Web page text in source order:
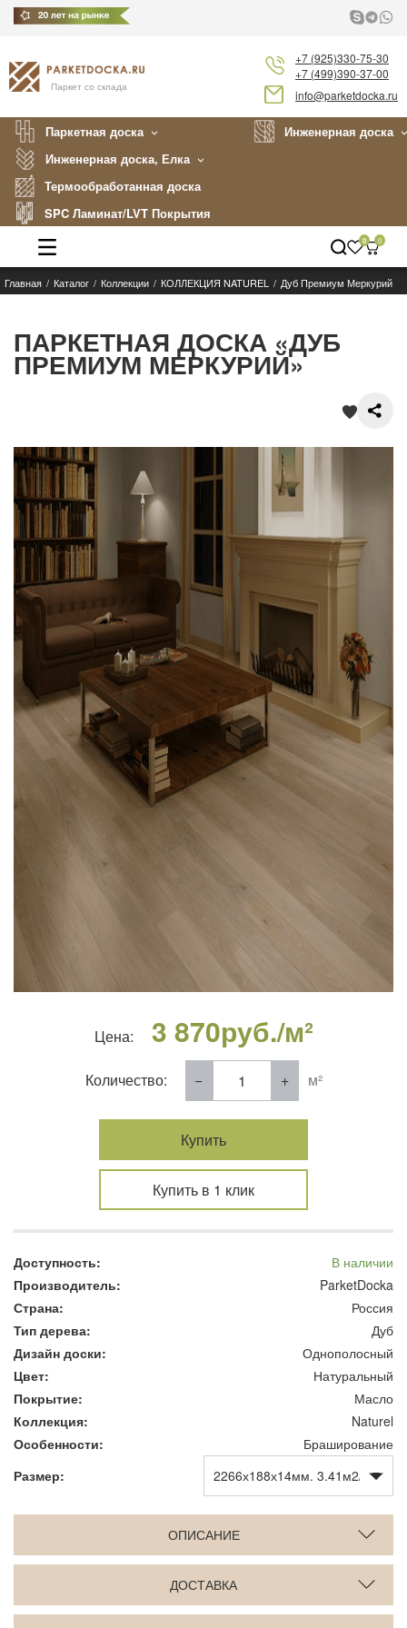
Паркет со склада
+7 (925)330-75-30
+7 (499)390-37-00
info@parketdocka.ru
Паркетная доска
Инженерная доска
Инженерная доска, Елка
Термообработанная доска
SPC Ламинат/LVT Покрытия
Каталог
Укладка
Покупателям
Акции
Контакты
0 0
Главная Каталог Коллекции КОЛЛЕКЦИЯ NATUREL Дуб Премиум Меркурий
ПАРКЕТНАЯ ДОСКА «ДУБ
ПРЕМИУМ МЕРКУРИЙ»
Цена: 3 870руб./м²
Количество: м²
Купить
Купить в 1 клик
Доступность:
В наличии
Производитель:
ParketDocka
Страна:
Россия
Тип дерева:
Дуб
Дизайн доски:
Однополосный
Цвет:
Натуральный
Покрытие:
Масло
Коллекция:
Naturel
Особенности:
Браширование
Размер:
ОПИСАНИЕ
ДОСТАВКА